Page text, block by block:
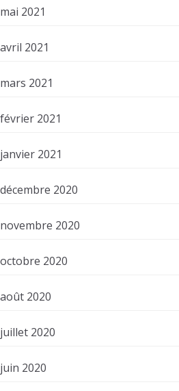
mai 2021
avril 2021
mars 2021
février 2021
janvier 2021
décembre 2020
novembre 2020
octobre 2020
août 2020
juillet 2020
juin 2020